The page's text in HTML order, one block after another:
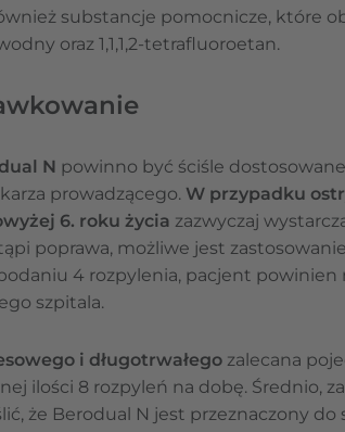
substancje pomocnicze, które
oraz 1,1,1,2-tetrafluoroetan.
N powinno być ściśle
prowadzącego. W przypadku
6. roku życia zazwyczaj
poprawa, możliwe jest
4 rozpylenia, pacjent powinien
szpitala.
i długotrwałego zalecana
ilości 8 rozpyleń na dobę. Średnio,
że Berodual N jest przeznaczony